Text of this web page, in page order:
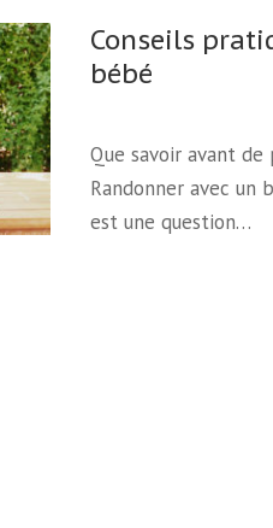
Conseils
bébé
Que savoir avant
Randonner avec un
est une question…